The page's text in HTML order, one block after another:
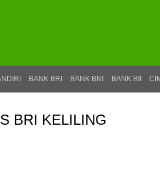
BANK BRI BANK BNI BANK BII
BRI KELILING